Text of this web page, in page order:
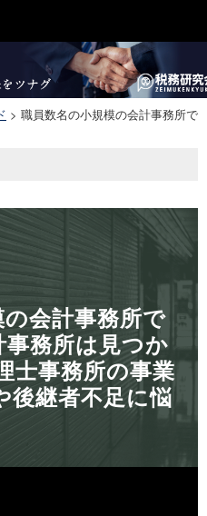
> 職員数名の小規模の会計事務所で
会計事務所で
務所は見つか
士事務所の事業
後継者不足に悩